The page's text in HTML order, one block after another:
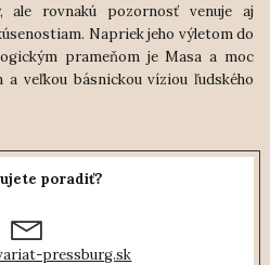
rovnakú pozornosť venuje aj
Napriek jeho výletom do
prameňom je Masa a moc
veľkou básnickou víziou ľudského
poradiť?
pressburg.sk